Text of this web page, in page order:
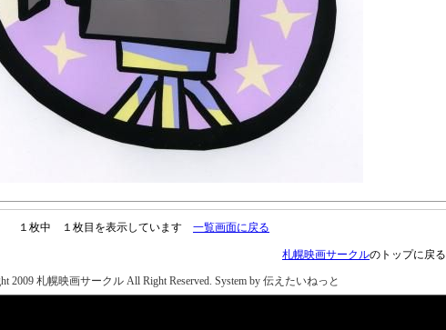
１枚中 １枚目を表示しています 一覧画面に戻る
札幌映画サークルのトップに戻る
2009 札幌映画サークル All Right Reserved. System by 伝えたいねっと